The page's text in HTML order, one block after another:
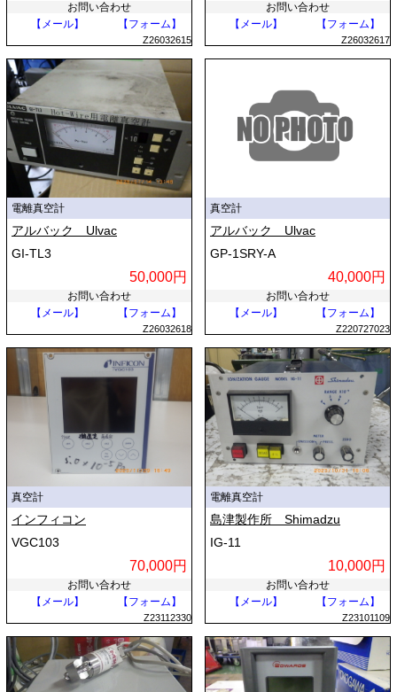
分圧測定を行う「四重極形質量分析計」では、イオン化した気体を四重
極電極に通過させ、印加電圧を制御して特定の質量荷電比を持つ気体分
子のみを選択的に検出・分析します。
■ 真空計の主な用途
真空計は、真空技術を利用する多様な産業や科学技術分野でプロセス制
御や環境維持に活用されています。
代表的な用途が半導体や液晶ディスプレイの製造工程です。薄膜形成
（CVDやスパッタリング）や回路形成（エッチング）では、チャンバ
ー内の残留ガスや反応ガスの圧力を極めて厳密に制御する必要がありま
す。圧力の不均一は製品の不純物混入や不良に直結するため、真空計に
よる常時モニタリングが不可欠です。
医薬品や食品の製造における真空凍結乾燥（フリーズドライ）や真空包
装でも、品質保持に必要な減圧状態の確認に使用されます。
さらに、金属の真空熱処理や電子ビーム溶接などの工業分野、電子顕微
鏡や質量分析装置といった高度な分析機器の内部環境維持にも広く使わ
れています。先端科学研究においては、素粒子実験用の加速器や宇宙環
境を地上で再現する宇宙シミュレーションチャンバーなどで、極限状態
の超高真空を管理するために役立てられています。
お問い合わせ
【メール】
【フォーム】
Z26032615
お問い合わせ
【メール】
【フォーム】
Z26032617
電離真空計
アルバック Ulvac
GI-TL3
50,000円
お問い合わせ
【メール】
【フォーム】
Z26032618
真空計
アルバック Ulvac
GP-1SRY-A
40,000円
お問い合わせ
【メール】
【フォーム】
Z220727023
真空計
インフィコン
VGC103
70,000円
お問い合わせ
【メール】
【フォーム】
Z23112330
電離真空計
島津製作所 Shimadzu
IG-11
10,000円
お問い合わせ
【メール】
【フォーム】
Z23101109